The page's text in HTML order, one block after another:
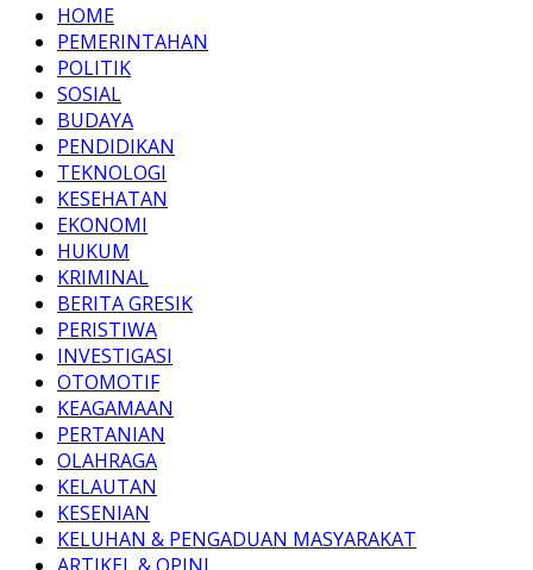
HOME
PEMERINTAHAN
POLITIK
SOSIAL
BUDAYA
PENDIDIKAN
TEKNOLOGI
KESEHATAN
EKONOMI
HUKUM
KRIMINAL
BERITA GRESIK
PERISTIWA
INVESTIGASI
OTOMOTIF
KEAGAMAAN
PERTANIAN
OLAHRAGA
KELAUTAN
KESENIAN
KELUHAN & PENGADUAN MASYARAKAT